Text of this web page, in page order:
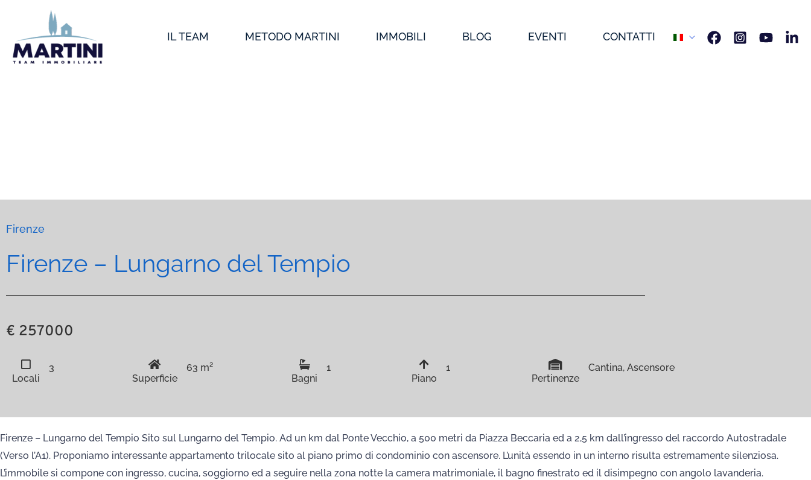
contenuto
IL TEAM METODO MARTINI IMMOBILI BLOG EVENTI CONTATTI
Firenze
Firenze – Lungarno del Tempio
€ 257000
Locali
3
Superficie
63 m²
Bagni
1
Piano
1
Pertinenze
Cantina, Ascensore
Firenze – Lungarno del Tempio Sito sul Lungarno del Tempio. Ad un km dal Ponte Vecchio, a 500 metri da Piazza Beccaria ed a 2,5 km dall’ingresso del raccordo Autostradale
(Verso l’A1). Proponiamo interessante appartamento trilocale sito al piano primo di condominio con ascensore. L’unità essendo in un interno risulta estremamente silenziosa.
L’immobile si compone con ingresso, cucina, soggiorno ed a seguire nella zona notte la camera matrimoniale, il bagno finestrato ed il disimpegno con angolo lavanderia.